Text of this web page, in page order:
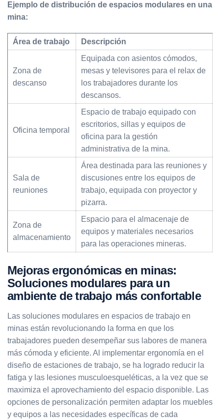
Ejemplo de distribución de espacios modulares en una
mina:
Área de trabajo Descripción
Zona de
descanso
Equipada con asientos cómodos,
mesas y televisores para el relax de
los trabajadores durante los
descansos.
Oficina temporal
Espacio de trabajo equipado con
escritorios, sillas y equipos de
oficina para la gestión
administrativa de la mina.
Sala de
reuniones
Área destinada para las reuniones y
discusiones entre los equipos de
trabajo, equipada con proyector y
pizarra.
Zona de
almacenamiento
Espacio para el almacenaje de
equipos y materiales necesarios
para las operaciones mineras.
Mejoras ergonómicas en minas:
Soluciones modulares para un
ambiente de trabajo más confortable
Las soluciones modulares en espacios de trabajo en
minas están revolucionando la forma en que los
trabajadores pueden desempeñar sus labores de manera
más cómoda y eficiente. Al implementar ergonomía en el
diseño de estaciones de trabajo, se ha logrado reducir la
fatiga y las lesiones musculoesqueléticas, a la vez que se
maximiza el aprovechamiento del espacio disponible. Las
opciones de personalización permiten adaptar los muebles
y equipos a las necesidades específicas de cada